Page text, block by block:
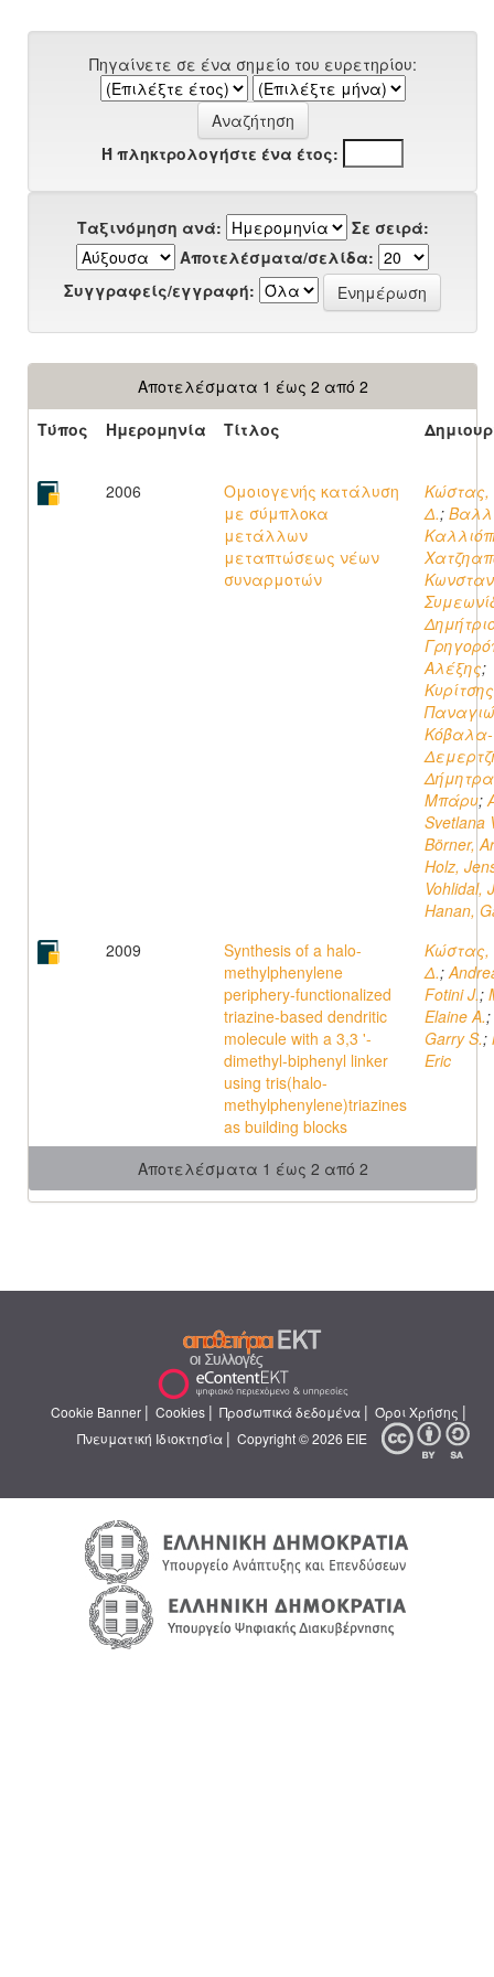
Πηγαίνετε σε ένα σημείο του ευρετηρίου:
Ή πληκτρολογήστε ένα έτος:
Ταξινόμηση ανά:
Σε σειρά:
Αποτελέσματα/σελίδα:
Συγγραφείς/εγγραφή:
Αποτελέσματα 1 έως 2 από 2
Τύπος
Ημερομηνία Τίτλος
2006
Ομοιογενής κατάλυση
με σύμπλοκα
μετάλλων
μεταπτώσεως νέων
συναρμοτών
Κώστας,
Δ.;
Αλέξης;
Κόβαλα-
Δήμητρα
Μπάρυ;
Svetlana
Börner,
Holz,
Vohlidal,
Hanan,
2009
Synthesis of a halo-
methylphenylene
periphery-functionalized
triazine-based dendritic
molecule with a 3,3 '-
dimethyl-biphenyl linker
using tris(halo-
methylphenylene)triazines
as building blocks
Κώστας,
Δ.;
Fotini J.;
Elaine A.;
Garry S.;
Eric
Αποτελέσματα 1 έως 2 από 2
Cookie Banner | Cookies | Προσωπικά δεδομένα | Όροι Χρήσης |
Πνευματική Ιδιοκτησία | Copyright © 2026 ΕΙΕ